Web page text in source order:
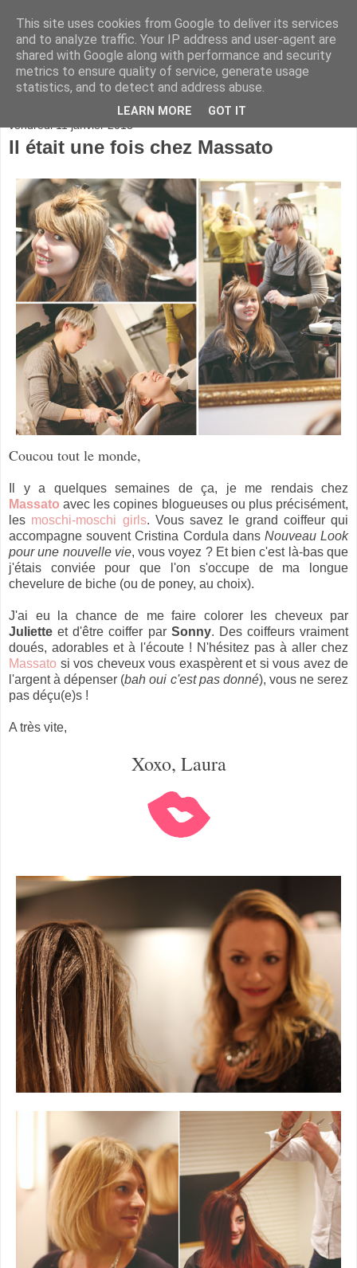
vendredi 11 janvier 2013
Il était une fois chez Massato
Coucou tout le monde,
Il y a quelques semaines de ça, je me rendais chez
Massato avec les copines blogueuses ou plus précisément,
les moschi-moschi girls. Vous savez le grand coiffeur qui
accompagne souvent Cristina Cordula dans Nouveau Look
pour une nouvelle vie, vous voyez ? Et bien c'est là-bas que
j'étais conviée pour que l'on s'occupe de ma longue
chevelure de biche (ou de poney, au choix).
J'ai eu la chance de me faire colorer les cheveux par
Juliette et d'être coiffer par Sonny. Des coiffeurs vraiment
doués, adorables et à l'écoute ! N'hésitez pas à aller chez
Massato si vos cheveux vous exaspèrent et si vous avez de
l'argent à dépenser (bah oui c'est pas donné), vous ne serez
pas déçu(e)s !
A très vite,
Xoxo, Laura
This site uses cookies from Google to deliver its services
and to analyze traffic. Your IP address and user-agent are
shared with Google along with performance and security
metrics to ensure quality of service, generate usage
statistics, and to detect and address abuse.
LEARN MORE GOT IT